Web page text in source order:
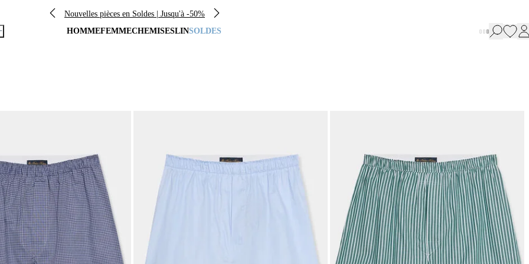
Nouvelles pièces en Soldes | Jusqu'à -50%
HOMMEFEMMECHEMISESLINSOLDES